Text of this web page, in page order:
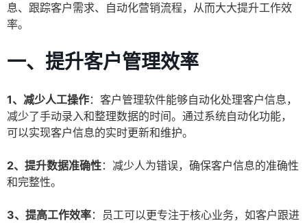
息、跟踪客户需求、自动化营销流程，从而大大提升工作效
率。
一、提升客户管理效率
1、减少人工操作：客户管理软件能够自动化处理客户信息，
减少了手动录入和整理数据的时间。通过系统自动化功能，
可以实现客户信息的实时更新和维护。
2、提升数据准确性：减少人为错误，确保客户信息的准确性
和完整性。
3、提高工作效率：员工可以更专注于核心业务，如客户跟进